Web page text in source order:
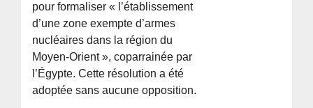
pour formaliser « l’établissement
d’une zone exempte d’armes
nucléaires dans la région du
Moyen-Orient », coparrainée par
l’Égypte. Cette résolution a été
adoptée sans aucune opposition.